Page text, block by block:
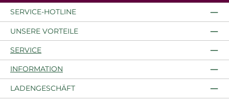
SERVICE-HOTLINE
UNSERE VORTEILE
SERVICE
INFORMATION
LADENGESCHÄFT